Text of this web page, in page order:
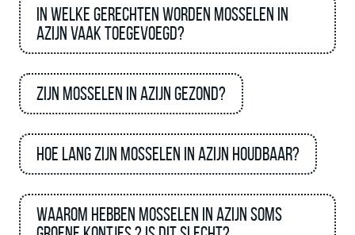
In welke gerechten worden mosselen in
azijn vaak toegevoegd?
Zijn mosselen in azijn gezond?
Hoe lang zijn mosselen in azijn houdbaar?
Waarom hebben mosselen in azijn soms